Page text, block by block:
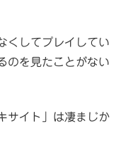
くしてプレイしてい
のを見たことがない
サイト」は凄まじか